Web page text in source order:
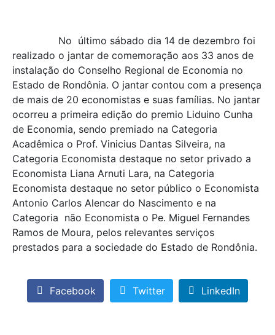
No último sábado dia 14 de dezembro foi
realizado o jantar de comemoração aos 33 anos de
instalação do Conselho Regional de Economia no
Estado de Rondônia. O jantar contou com a presença
de mais de 20 economistas e suas famílias. No jantar
ocorreu a primeira edição do premio Liduino Cunha
de Economia, sendo premiado na Categoria
Acadêmica o Prof. Vinicius Dantas Silveira, na
Categoria Economista destaque no setor privado a
Economista Liana Arnuti Lara, na Categoria
Economista destaque no setor público o Economista
Antonio Carlos Alencar do Nascimento e na
Categoria não Economista o Pe. Miguel Fernandes
Ramos de Moura, pelos relevantes serviços
prestados para a sociedade do Estado de Rondônia.
Facebook Twitter LinkedIn